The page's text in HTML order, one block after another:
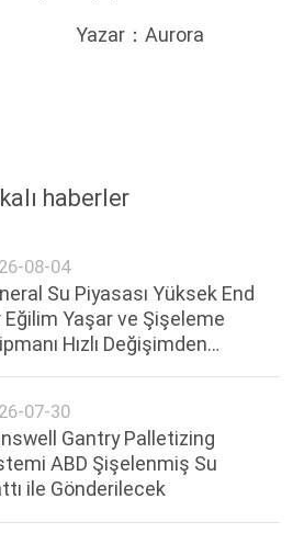
Aurora
haberler
08-04
Su Piyasası Yüksek End
Eğilim Yaşar ve Şişeleme
Hızlı Değişimden
07-30
Gantry Palletizing
ABD Şişelenmiş Su
ile Gönderilecek